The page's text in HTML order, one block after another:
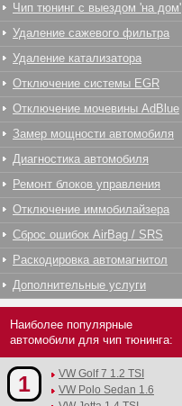
Чип тюнинг с выездом 'на дом'
Удаление сажевого фильтра
Удаление катализатора
Отключение системы EGR
Отключение мочевины AdBlue
Замер мощности автомобиля
Диагностика автомобиля
Ремонт блоков управления
Отключение иммобилайзера
Сброс ошибок AirBag / SRS
Раскодировка автомагнитол
Дополнительные услуги
Наиболее популярные
автомобили для чип тюнинга:
1
VW Golf 7 1.2 TSI
VW Polo Sedan 1.6